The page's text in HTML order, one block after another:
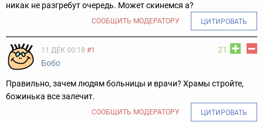
никак не разгребут очередь. Может скинемся а?
СООБЩИТЬ МОДЕРАТОРУ ЦИТИРОВАТЬ
21
11 ДЕК 00:18 #1
Бобо
Правильно, зачем людям больницы и врачи? Храмы стройте,
божинька все залечит.
СООБЩИТЬ МОДЕРАТОРУ ЦИТИРОВАТЬ